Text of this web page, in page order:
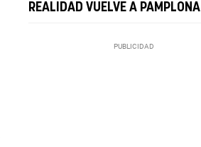
REALIDAD VUELVE A PAMPLONA